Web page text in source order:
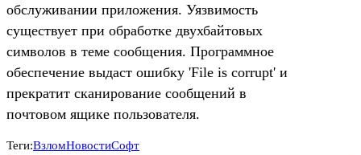
обслуживании приложения. Уязвимость
существует при обработке двухбайтовых
символов в теме сообщения. Программное
обеспечение выдаст ошибку 'File is corrupt' и
прекратит сканирование сообщений в
почтовом ящике пользователя.
Теги:ВзломНовостиСофт